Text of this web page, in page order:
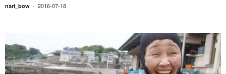
nari_bow - 2016-07-18